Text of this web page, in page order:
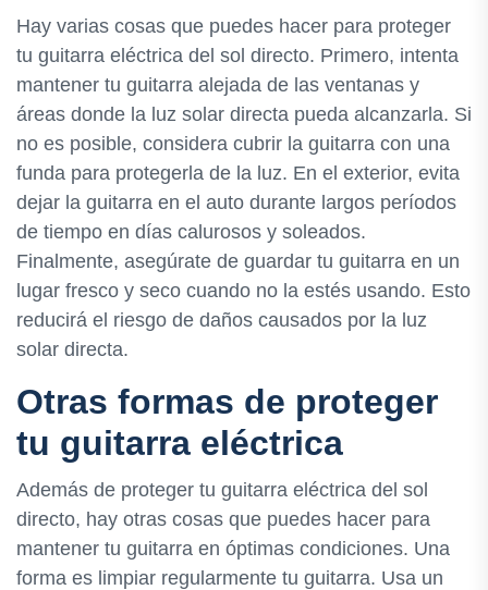
Hay varias cosas que puedes hacer para proteger
tu guitarra eléctrica del sol directo. Primero, intenta
mantener tu guitarra alejada de las ventanas y
áreas donde la luz solar directa pueda alcanzarla. Si
no es posible, considera cubrir la guitarra con una
funda para protegerla de la luz. En el exterior, evita
dejar la guitarra en el auto durante largos períodos
de tiempo en días calurosos y soleados.
Finalmente, asegúrate de guardar tu guitarra en un
lugar fresco y seco cuando no la estés usando. Esto
reducirá el riesgo de daños causados por la luz
solar directa.
Otras formas de proteger
tu guitarra eléctrica
Además de proteger tu guitarra eléctrica del sol
directo, hay otras cosas que puedes hacer para
mantener tu guitarra en óptimas condiciones. Una
forma es limpiar regularmente tu guitarra. Usa un